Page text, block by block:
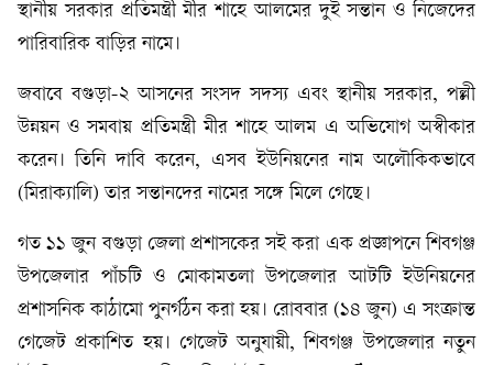
স্থানীয় সরকার প্রতিমন্ত্রী মীর শাহে আলমের দুই সন্তান ও নিজেদের
পারিবারিক বাড়ির নামে।
জবাবে বগুড়া-২ আসনের সংসদ সদস্য এবং স্থানীয় সরকার, পল্লী
উন্নয়ন ও সমবায় প্রতিমন্ত্রী মীর শাহে আলম এ অভিযোগ অস্বীকার
করেন। তিনি দাবি করেন, এসব ইউনিয়নের নাম অলৌকিকভাবে
(মিরাক্যালি) তার সন্তানদের নামের সঙ্গে মিলে গেছে।
গত ১১ জুন বগুড়া জেলা প্রশাসকের সই করা এক প্রজ্ঞাপনে শিবগঞ্জ
উপজেলার পাঁচটি ও মোকামতলা উপজেলার আটটি ইউনিয়নের
প্রশাসনিক কাঠামো পুনর্গঠন করা হয়। রোববার (১৪ জুন) এ সংক্রান্ত
গেজেট প্রকাশিত হয়। গেজেট অনুযায়ী, শিবগঞ্জ উপজেলার নতুন